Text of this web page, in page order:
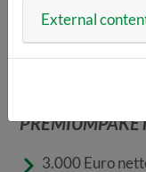
500 Euro netto
Logistics, der
(DGO) und
3.000 Euro
External